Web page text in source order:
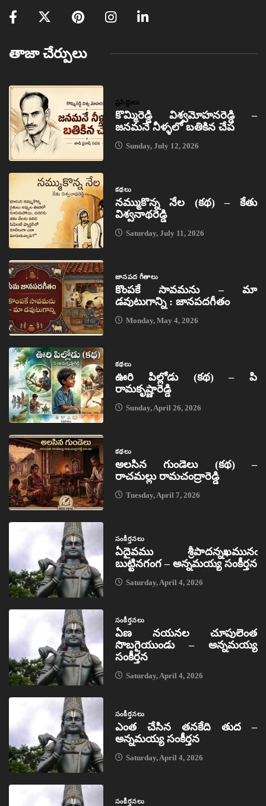
తాజా చేర్పులు
ప్రసిద్ధులు
కొమ్మిరెడ్డి విశ్వమోహనరెడ్డి –
జనమనే నీళ్ళలో బతికిన చేప
Sunday, July 12, 2026
కథలు
నమ్ముకొన్న నేల (కథ) – కేతు
విశ్వనాథరెడ్డి
Saturday, July 11, 2026
జానపద గీతాలు
కొంపకే సావమను – మా
డవుటుగాన్ని : జానపదగీతం
Monday, May 4, 2026
కథలు
ఊరి పిల్లోడు (కథ) – పి
రామకృష్ణారెడ్డి
Sunday, April 26, 2026
కథలు
అలసిన గుండెలు (కథ) –
రాచమల్లు రామచంద్రారెడ్డి
Tuesday, April 7, 2026
సంకీర్తనలు
ఏదైవము శ్రీపాదన్నఖమునఁ
బుట్టినగంగ – అన్నమయ్య సంకీర్తన
Saturday, April 4, 2026
సంకీర్తనలు
ఏణ నయనల చూపులెంత
సొబగైయుండు – అన్నమయ్య
సంకీర్తన
Saturday, April 4, 2026
సంకీర్తనలు
ఎంత చేసిన తనకేది తుద –
అన్నమయ్య సంకీర్తన
Saturday, April 4, 2026
సంకీర్తనలు